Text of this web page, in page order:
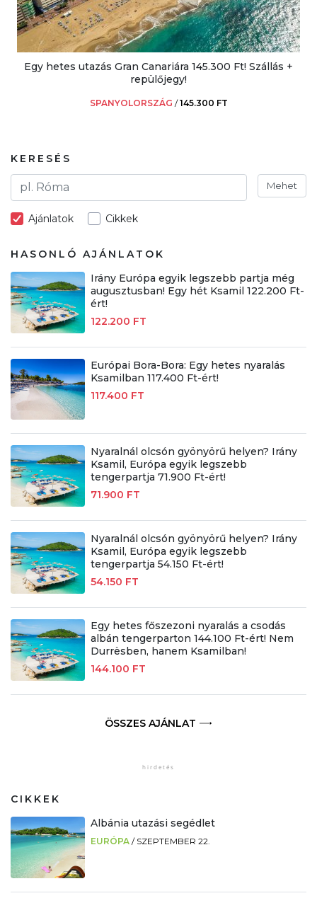
Egy hetes utazás Gran Canariára 145.300 Ft! Szállás +
repülőjegy!
SPANYOLORSZÁG /145.300 FT
KERESÉS
Mehet
Ajánlatok Cikkek
HASONLÓ AJÁNLATOK
Irány Európa egyik legszebb partja még
augusztusban! Egy hét Ksamil 122.200 Ft-
ért!
122.200 FT
Európai Bora-Bora: Egy hetes nyaralás
Ksamilban 117.400 Ft-ért!
117.400 FT
Nyaralnál olcsón gyönyörű helyen? Irány
Ksamil, Európa egyik legszebb
tengerpartja 71.900 Ft-ért!
71.900 FT
Nyaralnál olcsón gyönyörű helyen? Irány
Ksamil, Európa egyik legszebb
tengerpartja 54.150 Ft-ért!
54.150 FT
Egy hetes főszezoni nyaralás a csodás
albán tengerparton 144.100 Ft-ért! Nem
Durrësben, hanem Ksamilban!
144.100 FT
ÖSSZES AJÁNLAT
CIKKEK
Albánia utazási segédlet
EURÓPA / SZEPTEMBER 22.